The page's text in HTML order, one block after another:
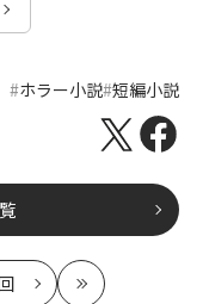
ホラー小説 短編小説
最